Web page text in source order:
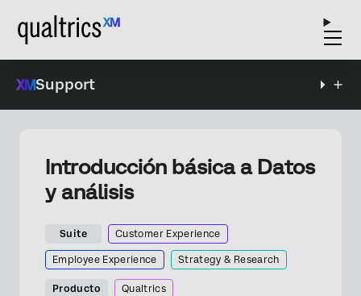
Support
Introducción básica a Datos
y análisis
Suite Customer Experience
Employee Experience Strategy & Research
Producto Qualtrics